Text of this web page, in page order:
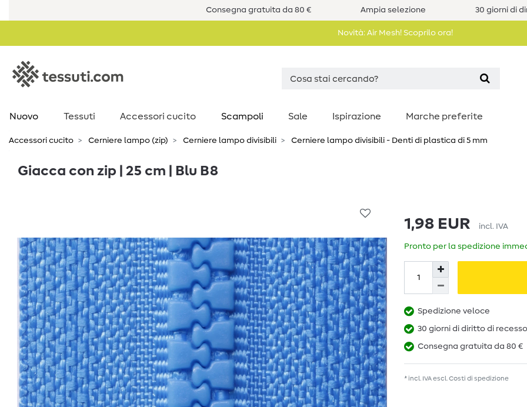
Consegna gratuita da 80 € Ampia selezione 30 giorni di
Novità: Air Mesh! Scoprilo ora!
Nuovo Tessuti Accessori cucito Scampoli Sale Ispirazione Marche preferite
Accessori cucito Cerniere lampo (zip) Cerniere lampo divisibili Cerniere lampo divisibili - Denti di plastica di 5 mm
Giacca con zip | 25 cm | Blu B8
1,98 EUR incl. IVA
Pronto per la spedizione
Spedizione veloce
30 giorni di diritto di recesso
Consegna gratuita da 80 €
* incl. IVA escl. Costi di spedizione